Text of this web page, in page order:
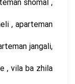
shomal ,
, aparteman
jangali,
, vila ba zhila